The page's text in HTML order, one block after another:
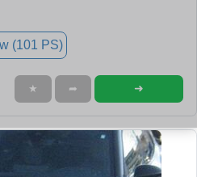
(101 PS)
★ ➦ ➜